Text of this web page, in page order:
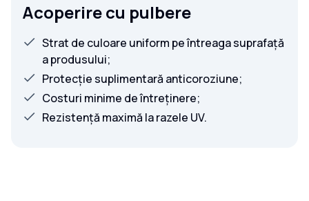
Acoperire cu pulbere
Strat de culoare uniform pe întreaga suprafață
a produsului;
Protecție suplimentară anticoroziune;
Costuri minime de întreținere;
Rezistență maximă la razele UV.